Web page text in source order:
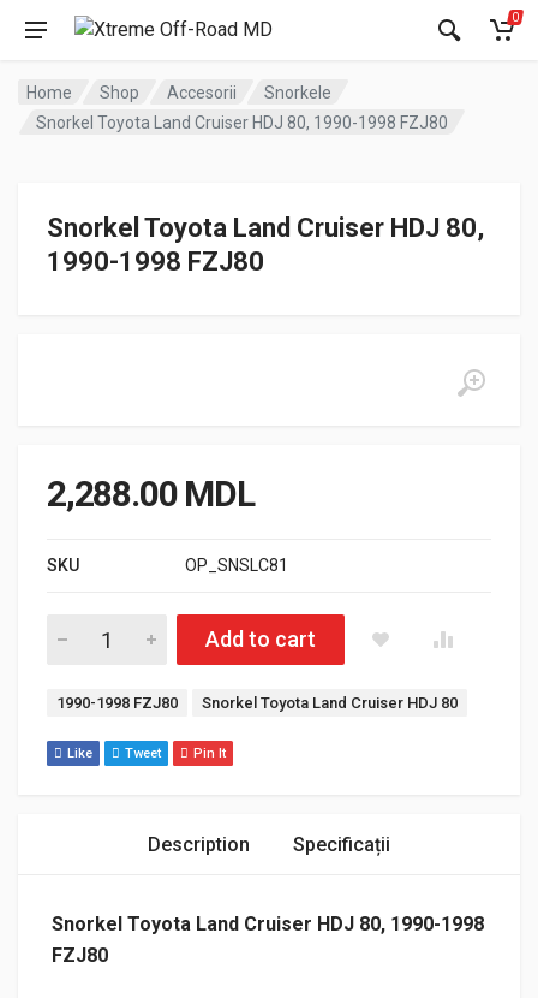
0
Home Shop Accesorii
Snorkele
Snorkel Toyota Land Cruiser HDJ 80, 1990-1998 FZJ80
Snorkel Toyota Land Cruiser HDJ 80,
1990-1998 FZJ80
2,288.00 MDL
SKU OP_SNSLC81
Cantitate Snorkel Toyota Land Cruiser HDJ 80, 1990-1998
Add to cart
Etichete:
1990-1998 FZJ80 Snorkel Toyota Land Cruiser HDJ 80
Like Tweet Pin It
Description Specificații
Snorkel Toyota Land Cruiser HDJ 80, 1990-1998
FZJ80